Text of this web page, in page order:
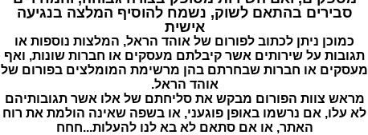
סבירים בהתאם לשוק, נשמח להוסיף המלצה בנגיעה
אישית
כמוכן ניתן לכתוב לפורום של אוהד הראל, המלצות נוספות או
תגובות על שירותים אשר קיבלתם מעסקים או חברות שונות, ואף
מעסקים או חברות שבחרתם בהן מרשימת המומלצים בפורום של
אוהד הראל.
מראש צוות הפורום מבקש את סליחתם של אלו אשר תגובותיהם
לא עלו, אם נרשמו באופן פוגעני, או בשפה שאינה הולמת את רוח
האתר, או אם סתאם לא בא לנו להעלות...חחח